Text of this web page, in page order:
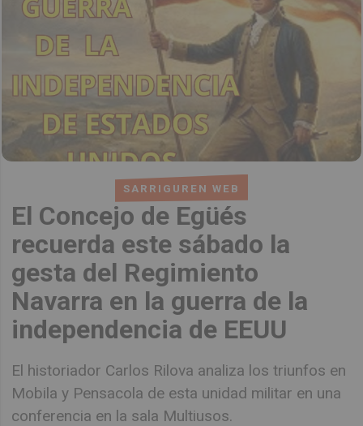
SARRIGUREN WEB
El Concejo de Egüés
recuerda este sábado la
gesta del Regimiento
Navarra en la guerra de la
independencia de EEUU
El historiador Carlos Rilova analiza los triunfos en
Mobila y Pensacola de esta unidad militar en una
conferencia en la sala Multiusos.